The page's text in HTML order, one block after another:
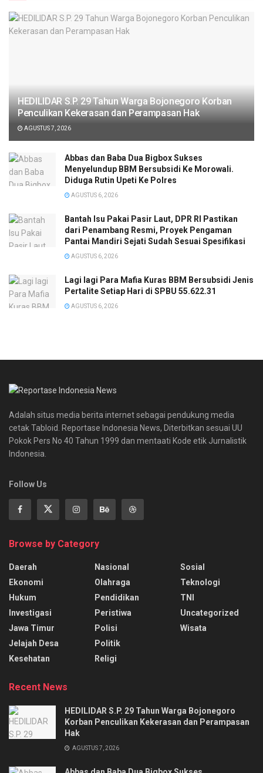
HEDILIDAR S.P. 29 Tahun Warga Bojonegoro Korban
Penculikan Kekerasan dan Perampasan Hak
AGUSTUS 7, 2026
Abbas dan Baba Dua Bigbox Sukses
Menyelundup BBM Bersubsidi Ke Morowali.
Diduga Rutin Upeti Ke Polres
AGUSTUS 6, 2026
Bantah Isu Pakai Pasir Laut, DPR RI Pastikan
dari Penambang Resmi, Proyek Pengaman
Pantai Mandiri Sejati Sudah Sesuai Spesifikasi
AGUSTUS 6, 2026
Lagi lagi Para Mafia Kuras BBM Bersubsidi Jenis
Pertalite Setiap Hari di SPBU 55.622.31
AGUSTUS 6, 2026
Adalah situs media berita internet sebagai pendukung media
cetak Tabloid. Reportase Indonesia News, Diterbitkan sesuai UU
Pokok Pers No 40 Tahun 1999 dan mentaati Kode etik Jurnalistik
Indonesia.
Follow Us
Browse by Category
Daerah
Ekonomi
Hukum
Investigasi
Jawa Timur
Jelajah Desa
Kesehatan
Nasional
Olahraga
Pendidikan
Peristiwa
Polisi
Politik
Religi
Sosial
Teknologi
TNI
Uncategorized
Wisata
Recent News
HEDILIDAR S.P. 29 Tahun Warga Bojonegoro
Korban Penculikan Kekerasan dan Perampasan
Hak
AGUSTUS 7, 2026